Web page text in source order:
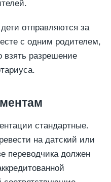
отправляются за
с одним родителем,
взять разрешение
стандартные.
на датский или
переводчика должен